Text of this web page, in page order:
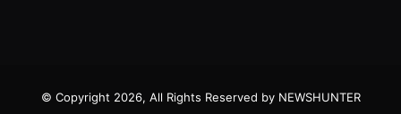
© Copyright 2026, All Rights Reserved by NEWSHUNTER